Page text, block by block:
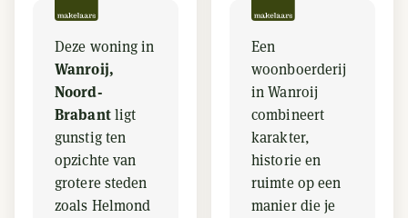
Deze woning in
Wanroij,
Noord-
Brabantligt
gunstig ten
opzichte van
grotere steden
zoals Helmond
Een
woonboerderij
in Wanroij
combineert
karakter,
historie en
ruimte op een
manier die je